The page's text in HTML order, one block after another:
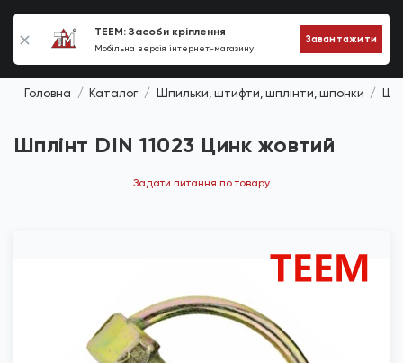
TEEM: Засоби кріплення
Мобільна версія інтернет-магазину
Завантажити
0
Головна Каталог Шпильки, штифти, шплінти, шпонки
Шплінт DIN 11023 Цинк жовтий
Задати питання по товару